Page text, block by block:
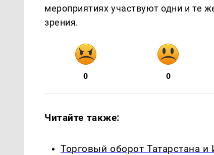
мероприятиях участвуют одни и те
зрения.
0 0
Читайте также:
Торговый оборот Татарстана